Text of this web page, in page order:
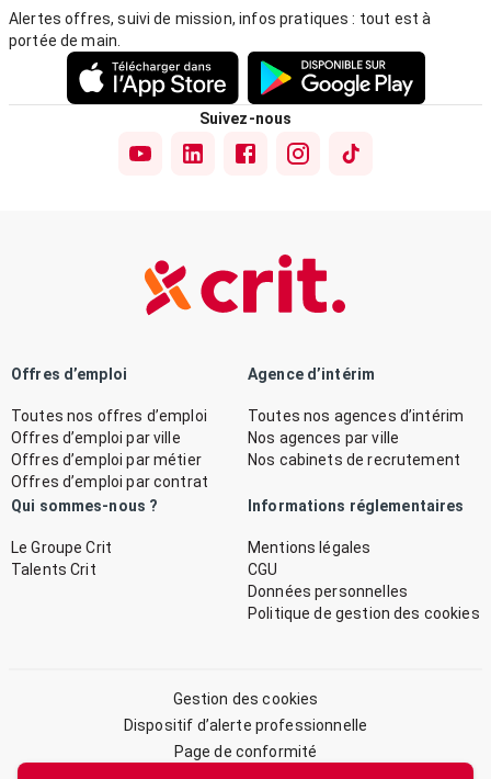
Alertes offres, suivi de mission, infos pratiques : tout est à
portée de main.
Suivez-nous
Offres d’emploi
Toutes nos offres d’emploi
Offres d’emploi par ville
Offres d’emploi par métier
Offres d’emploi par contrat
Agence d’intérim
Toutes nos agences d’intérim
Nos agences par ville
Nos cabinets de recrutement
Qui sommes-nous ?
Le Groupe Crit
Talents Crit
Informations réglementaires
Mentions légales
CGU
Données personnelles
Politique de gestion des cookies
Gestion des cookies
Dispositif d’alerte professionnelle
Page de conformité